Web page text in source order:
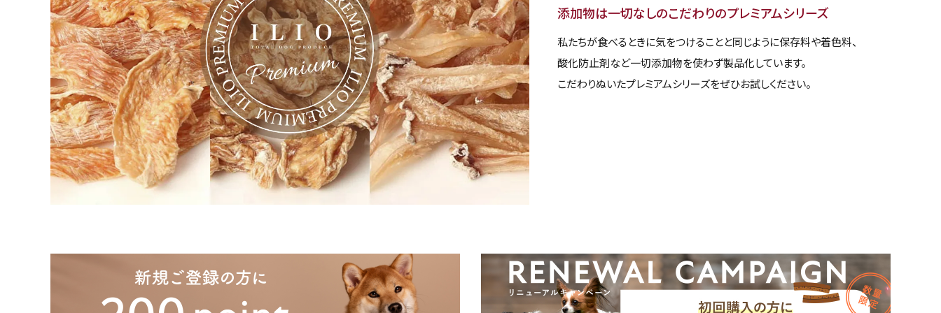
添加物は一切なしのこだわりのプレミアムシリーズ
私たちが食べるときに気をつけることと同じように保存料や着色料、
酸化防止剤など一切添加物を使わず製品化しています。
こだわりぬいたプレミアムシリーズをぜひお試しください。